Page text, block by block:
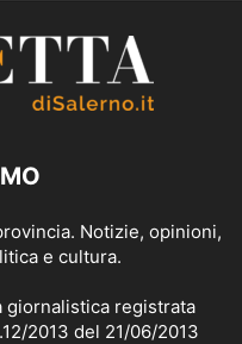
Notizie, opinioni,
e cultura.
giornalistica registrata
2013 del 21/06/2013